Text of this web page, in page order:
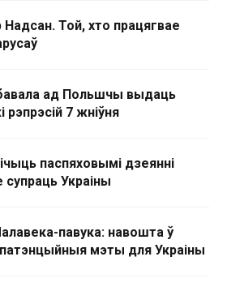
Той, хто працягвае
ад Польшчы выдаць
рэпрэсій 7 жніўня
паспяховымі дзеянні
супраць Украіны
павука: навошта ў
мэты для Украіны